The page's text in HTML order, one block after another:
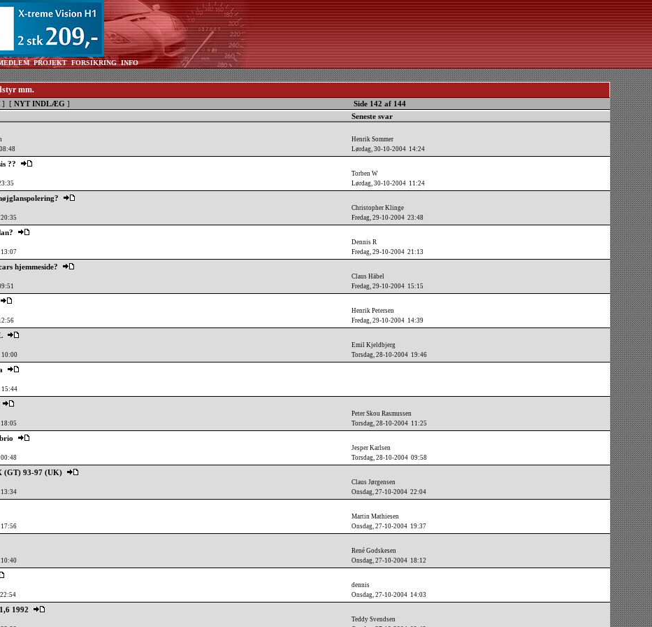
PROJEKT FORSIKRING INFO
mm.
] [ NYT INDLÆG ]
Side 142 af 144
Seneste svar
Henrik Sommer
Lørdag, 30-10-2004 14:24
??
Torben W
Lørdag, 30-10-2004 11:24
Christopher Klinge
Fredag, 29-10-2004 23:48
13:07
Dennis R
Fredag, 29-10-2004 21:13
hjemmeside?
Claus Häbel
Fredag, 29-10-2004 15:15
Henrik Petersen
Fredag, 29-10-2004 14:39
10:00
Emil Kjeldbjerg
Torsdag, 28-10-2004 19:46
15:44
Peter Skou Rasmussen
Torsdag, 28-10-2004 11:25
Jesper Karlsen
Torsdag, 28-10-2004 09:58
(GT) 93-97 (UK)
Claus Jørgensen
Onsdag, 27-10-2004 22:04
17:56
Martin Mathiesen
Onsdag, 27-10-2004 19:37
René Godskesen
Onsdag, 27-10-2004 18:12
dennis
Onsdag, 27-10-2004 14:03
1992
Teddy Svendsen